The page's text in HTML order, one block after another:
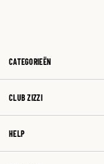
CATEGORIEËN
CLUB ZIZZI
HELP